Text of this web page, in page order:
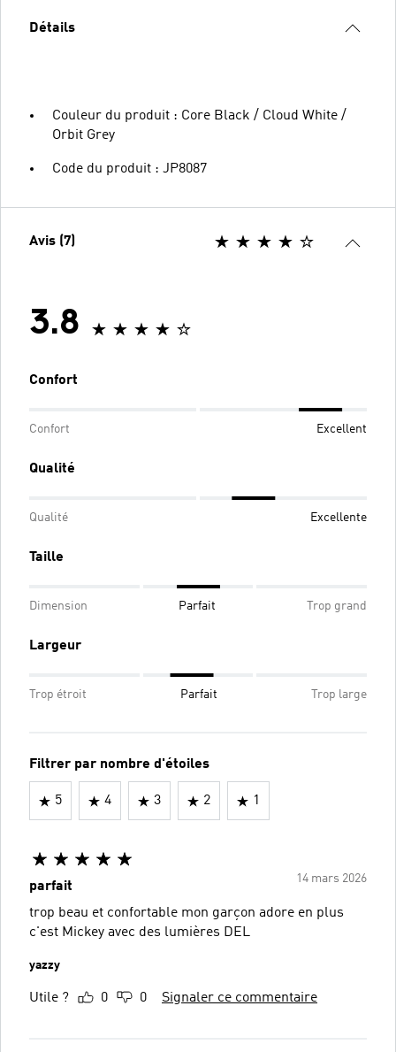
Détails
Couleur du produit : Core Black / Cloud White /
Orbit Grey
Code du produit : JP8087
Avis (7)
3.8
Confort
Confort Excellent
Qualité
Qualité Excellente
Taille
Dimension Parfait Trop grand
Largeur
Trop étroit Parfait Trop large
Filtrer par nombre d'étoiles
5 4 3 2 1
14 mars 2026
parfait
trop beau et confortable mon garçon adore en plus
c'est Mickey avec des lumières DEL
yazzy
Utile ? 0 0 Signaler ce commentaire